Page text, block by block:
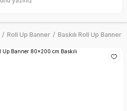
Roll Up Banner Baskılı Roll Up Banner